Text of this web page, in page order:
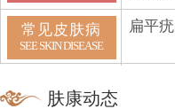
常见皮肤病
SEE SKIN DISEASE
扁平疣
肤康动态